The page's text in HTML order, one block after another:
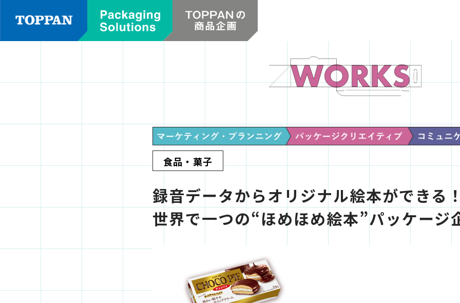
食品・菓子
録音データからオリジナル絵本ができる
世界で一つの“ほめほめ絵本”パッケージ